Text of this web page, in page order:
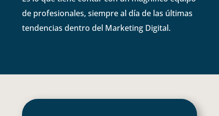
de profesionales, siempre al día de las últimas
tendencias dentro del Marketing Digital.